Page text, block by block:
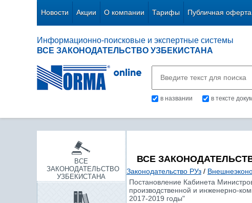
Новости Акции О компании Тарифы Публичная оферта
Информационно-поисковые и экспертные системы
ВСЕ ЗАКОНОДАТЕЛЬСТВО УЗБЕКИСТАНА
в названии в тексте
ВСЕ
ЗАКОНОДАТЕЛЬСТВО
УЗБЕКИСТАНА
ВСЕ
Законодательство РУз /
Постановление Кабинета
производственной и инженерно-
2017-2019 годы"